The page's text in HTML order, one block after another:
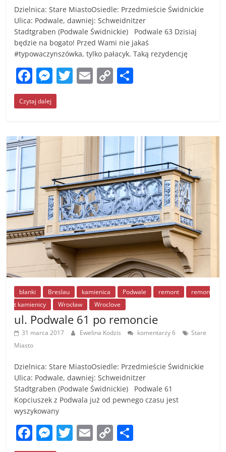
Dzielnica: Stare MiastoOsiedle: Przedmieście Świdnickie
Ulica: Podwale, dawniej: Schweidnitzer
Stadtgraben (Podwale Świdnickie) Podwale 63 Dzisiaj
będzie na bogato! Przed Wami nie jakaś
#typowaczynszówka, tylko pałacyk. Taką rezydencję
F
a
c
b
o
o
k
M
e
ss
n
g
er
T
w
E
m
C
o
Li
n
k
Czytaj dalej
blanki Breslau kamienica Podwale remont
remon
t kamienicy
Wrocław Wroclove
ul. Podwale 61 po remoncie
31 marca 2017 Ewelina Kodzis komentarzy 6
Stare
Miasto
Dzielnica: Stare MiastoOsiedle: Przedmieście Świdnickie
Ulica: Podwale, dawniej: Schweidnitzer
Stadtgraben (Podwale Świdnickie) Podwale 61
Kopciuszek z Podwala już od pewnego czasu jest
wyszykowany
F M T E C